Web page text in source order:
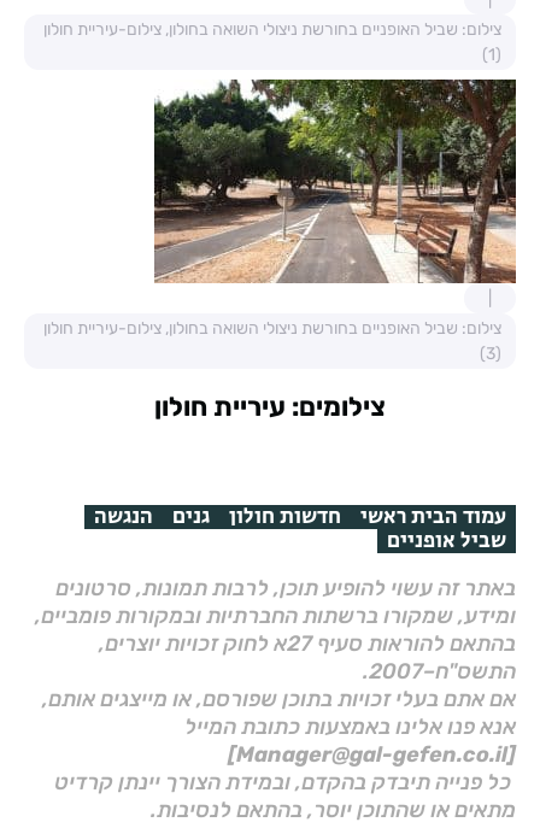
צילום: שביל האופניים בחורשת ניצולי השואה בחולון, צילום-עיריית חולון
(1)
צילום: שביל האופניים בחורשת ניצולי השואה בחולון, צילום-עיריית חולון
(3)
צילומים: עיריית חולון
עמוד הבית ראשי חדשות חולון גנים הנגשה
שביל אופניים
באתר זה עשוי להופיע תוכן, לרבות תמונות, סרטונים
ומידע, שמקורו ברשתות החברתיות ובמקורות פומביים,
בהתאם להוראות סעיף 27א לחוק זכויות יוצרים,
התשס"ח–2007.
אם אתם בעלי זכויות בתוכן שפורסם, או מייצגים אותם,
אנא פנו אלינו באמצעות כתובת המייל
[Manager@gal-gefen.co.il]
כל פנייה תיבדק בהקדם, ובמידת הצורך יינתן קרדיט
מתאים או שהתוכן יוסר, בהתאם לנסיבות.